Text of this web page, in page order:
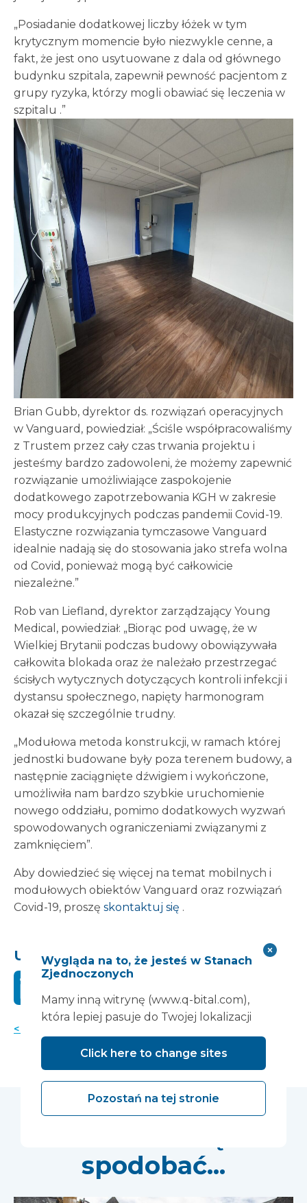
„Posiadanie dodatkowej liczby łóżek w tym
krytycznym momencie było niezwykle cenne, a
fakt, że jest ono usytuowane z dala od głównego
budynku szpitala, zapewnił pewność pacjentom z
grupy ryzyka, którzy mogli obawiać się leczenia w
szpitalu .”
Brian Gubb, dyrektor ds. rozwiązań operacyjnych
w Vanguard, powiedział: „Ściśle współpracowaliśmy
z Trustem przez cały czas trwania projektu i
jesteśmy bardzo zadowoleni, że możemy zapewnić
rozwiązanie umożliwiające zaspokojenie
dodatkowego zapotrzebowania KGH w zakresie
mocy produkcyjnych podczas pandemii Covid-19.
Elastyczne rozwiązania tymczasowe Vanguard
idealnie nadają się do stosowania jako strefa wolna
od Covid, ponieważ mogą być całkowicie
niezależne.”
Rob van Liefland, dyrektor zarządzający Young
Medical, powiedział: „Biorąc pod uwagę, że w
Wielkiej Brytanii podczas budowy obowiązywała
całkowita blokada oraz że należało przestrzegać
ścisłych wytycznych dotyczących kontroli infekcji i
dystansu społecznego, napięty harmonogram
okazał się szczególnie trudny.
„Modułowa metoda konstrukcji, w ramach której
jednostki budowane były poza terenem budowy, a
następnie zaciągnięte dźwigiem i wykończone,
umożliwiła nam bardzo szybkie uruchomienie
nowego oddziału, pomimo dodatkowych wyzwań
spowodowanych ograniczeniami związanymi z
zamknięciem”.
Aby dowiedzieć się więcej na temat mobilnych i
modułowych obiektów Vanguard oraz rozwiązań
Covid-19, proszę skontaktuj się .
Udostępnij to:
< Powrót do aktualności
spodobać...
Wygląda na to, że jesteś w Stanach
Zjednoczonych
Mamy inną witrynę (www.q-bital.com),
która lepiej pasuje do Twojej lokalizacji
Click here to change sites
Pozostań na tej stronie